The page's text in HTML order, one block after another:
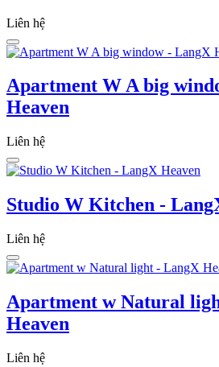
Liên hệ
Apartment W A big
Heaven
Liên hệ
Studio W Kitchen -
Liên hệ
Apartment w Natural
Heaven
Liên hệ